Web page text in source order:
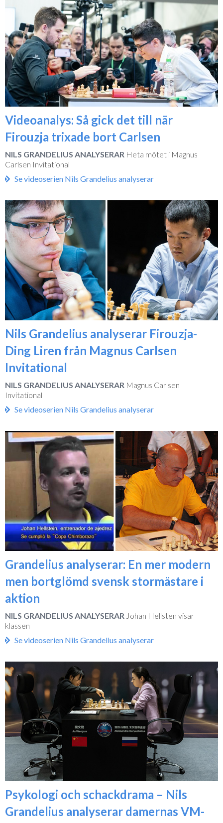
Videoanalys: Så gick det till när
Firouzja trixade bort Carlsen
NILS GRANDELIUS ANALYSERAR Heta mötet i Magnus
Carlsen Invitational
Se videoserien Nils Grandelius analyserar
Nils Grandelius analyserar Firouzja-
Ding Liren från Magnus Carlsen
Invitational
NILS GRANDELIUS ANALYSERAR Magnus Carlsen
Invitational
Se videoserien Nils Grandelius analyserar
Grandelius analyserar: En mer modern
men bortglömd svensk stormästare i
aktion
NILS GRANDELIUS ANALYSERAR Johan Hellsten visar
klassen
Se videoserien Nils Grandelius analyserar
Psykologi och schackdrama – Nils
Grandelius analyserar damernas VM-